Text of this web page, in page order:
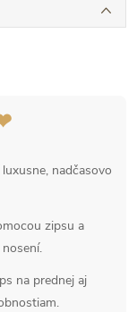
nadčasovo
zipsu a
na prednej aj